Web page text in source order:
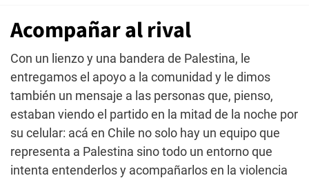
Acompañar al rival
Con un lienzo y una bandera de Palestina, le
entregamos el apoyo a la comunidad y le dimos
también un mensaje a las personas que, pienso,
estaban viendo el partido en la mitad de la noche por
su celular: acá en Chile no solo hay un equipo que
representa a Palestina sino todo un entorno que
intenta entenderlos y acompañarlos en la violencia